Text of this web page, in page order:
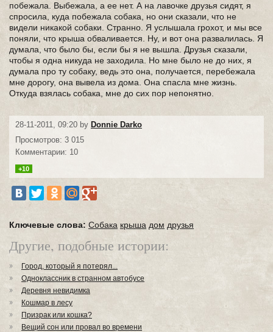
побежала. Выбежала, а ее нет. А на лавочке друзья сидят, я
спросила, куда побежала собака, но они сказали, что не
видели никакой собаки. Странно. Я услышала грохот, и мы все
поняли, что крыша обваливается. Ну, и вот она развалилась. Я
думала, что было бы, если бы я не вышла. Друзья сказали,
чтобы я одна никуда не заходила. Но мне было не до них, я
думала про ту собаку, ведь это она, получается, перебежала
мне дорогу, она вывела из дома. Она спасла мне жизнь.
Откуда взялась собака, мне до сих пор непонятно.
28-11-2011, 09:20 by Donnie Darko
Просмотров: 3 015
Комментарии: 10
+10
Ключевые слова: Собака крыша дом друзья
Другие, подобные истории:
Город, который я потерял...
Одноклассник в странном автобусе
Деревня невидимка
Кошмар в лесу
Призрак или кошка?
Вещий сон или провал во времени